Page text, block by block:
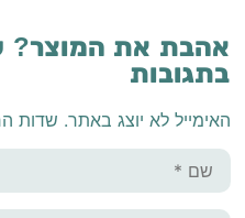
אהבת את המוצר?
בתגובות
האימייל לא יוצג באתר. שדות